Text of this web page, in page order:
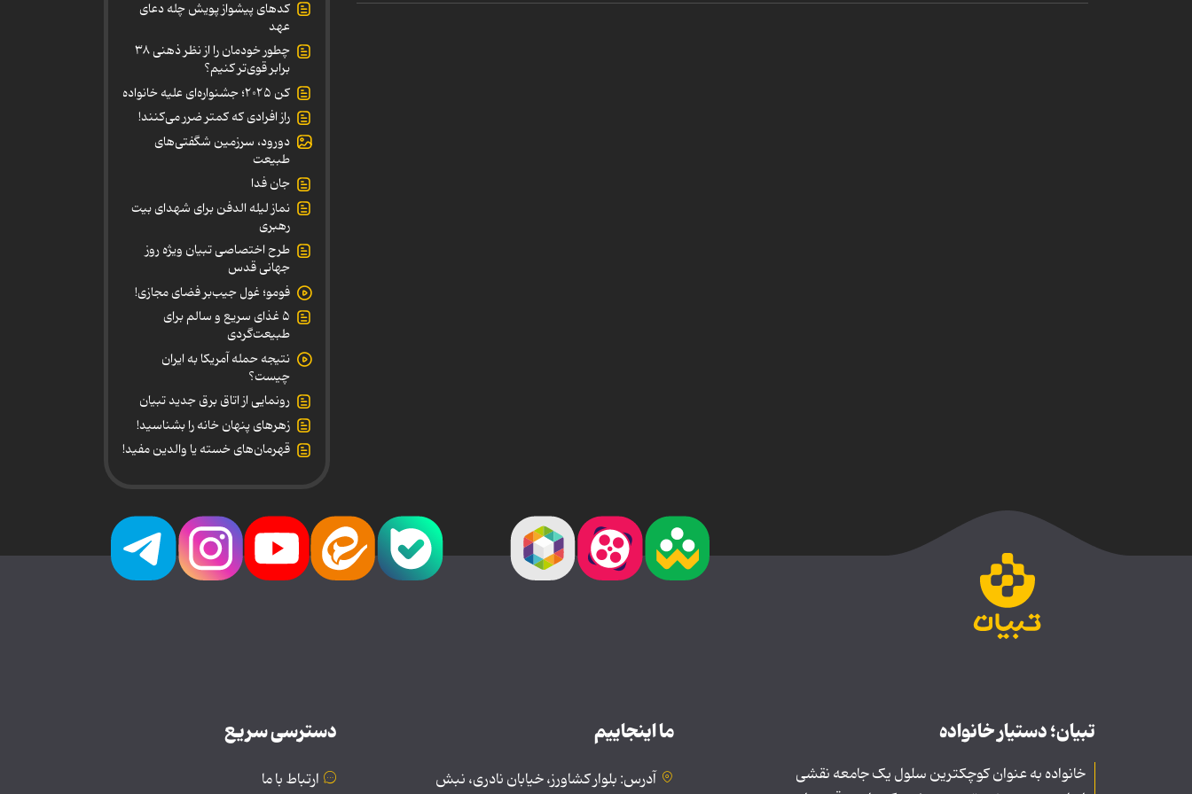
کدهای پیشواز پویش چله دعای
عهد
چطور خودمان را از نظر ذهنی ۳۸
برابر قوی‌تر کنیم؟
کن ۲۰۲۵؛ جشنواره‌ای علیه خانواده
راز افرادی که کمتر ضرر می‌کنند!
دورود، سرزمین شگفتی‌های
طبیعت
جان فدا
نماز لیله الدفن برای شهدای بیت
رهبری
طرح اختصاصی تبیان ویژه روز
جهانی قدس
فومو؛ غول جیب‌بر فضای مجازی!
۵ غذای سریع و سالم برای
طبیعت‌گردی
نتیجه حمله آمریکا به ایران
چیست؟
رونمایی از اتاق برق جدید تبیان
زهرهای پنهان خانه را بشناسید!
قهرمان‌های خسته یا والدین مفید!
تبیان؛ دستیار خانواده
خانواده به عنوان کوچکترین سلول یک جامعه نقشی
ما اینجاییم
آدرس: بلوار کشاورز، خیابان نادری، نبش
دسترسی سریع
ارتباط با ما